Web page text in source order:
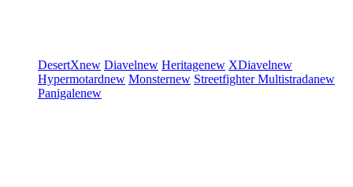
DesertXnew Diavelnew Heritagenew XDiavelnew
Hypermotardnew Monsternew StreetfighterMultistradanew
Panigalenew